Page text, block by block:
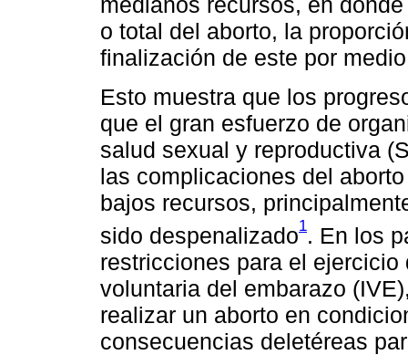
o total del aborto, la
finalización de este por
Esto muestra que los
que el gran esfuerzo de
salud sexual y reproductiva
las complicaciones del
bajos recursos,
sido despenalizado1. En los
restricciones para el
voluntaria del embarazo
realizar un aborto en
consecuencias deletéreas